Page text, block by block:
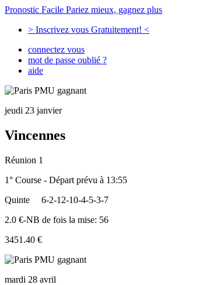
Pronostic Facile Pariez mieux, gagnez plus
> Inscrivez vous Gratuitement! <
connectez vous
mot de passe oublié ?
aide
jeudi 23 janvier
Vincennes
Réunion 1
1° Course - Départ prévu à 13:55
Quinte
6-2-12-10-4-5-3-7
2.0 €-NB de fois la mise: 56
3451.40 €
mardi 28 avril